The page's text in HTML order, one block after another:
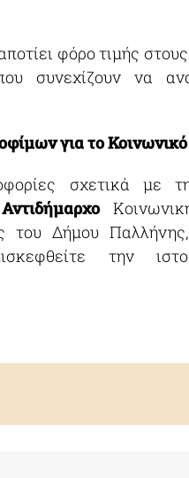
φόρο τιμής
συνεχίζουν να
για το
σχετικά με
Αντιδήμαρχο
του Δήμου
την